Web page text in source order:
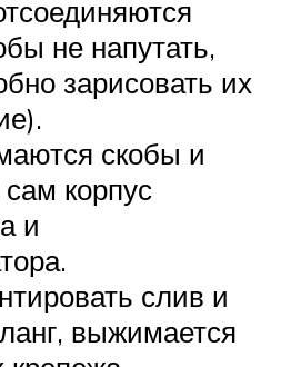
не напутать,
зарисовать их
скобы и
корпус
и
слив и
выжимается